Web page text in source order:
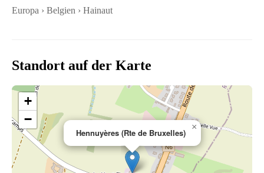
Europa › Belgien › Hainaut
Standort auf der Karte
Hennuyères (Rte de Bruxelles)
×
+
−